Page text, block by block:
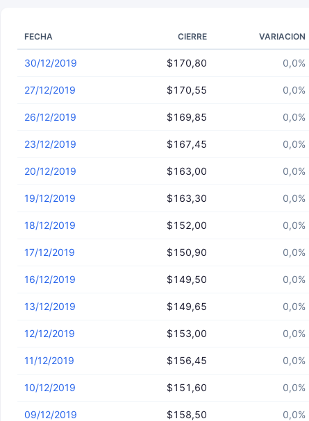
FECHA CIERRE VARIACION
30/12/2019 $170,80 0,0%
27/12/2019 $170,55 0,0%
26/12/2019 $169,85 0,0%
23/12/2019 $167,45 0,0%
20/12/2019 $163,00 0,0%
19/12/2019 $163,30 0,0%
18/12/2019 $152,00 0,0%
17/12/2019 $150,90 0,0%
16/12/2019 $149,50 0,0%
13/12/2019 $149,65 0,0%
12/12/2019 $153,00 0,0%
11/12/2019 $156,45 0,0%
10/12/2019 $151,60 0,0%
09/12/2019 $158,50 0,0%